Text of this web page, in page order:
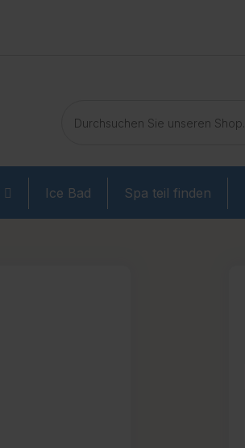
Ice Bad Spa teil finden